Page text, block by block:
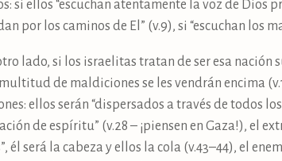
si ellos “escuchan atentamente la voz de Dios
por los caminos de El” (v.9), si “escuchan los
lado, si los israelitas tratan de ser esa nación
de maldiciones se les vendrán encima
ellos serán “dispersados a través de todos
de espíritu” (v.28 – ¡piensen en Gaza!), el
él será la cabeza y ellos la cola (v.43–44), el